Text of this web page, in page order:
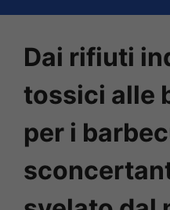
Dai rifiuti
tossici alle
per i